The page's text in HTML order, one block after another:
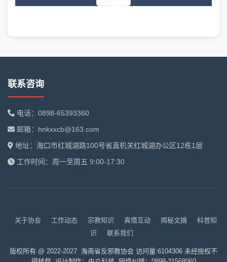
联系咨询
电话：0898-65393360
邮箱：hnkxxcb@163.com
地址：海口市红城湖路100号省直机关红城湖办公区12栋1层
工作时间：周一至周五 9:00-17:30
关于协会 工作动态 宗教知识 真情互动 揭秘文摘
科普知
识
联系我们
版权所有 @ 2022-2027 海南省反邪教协会 访问量:6104306 未经授权不